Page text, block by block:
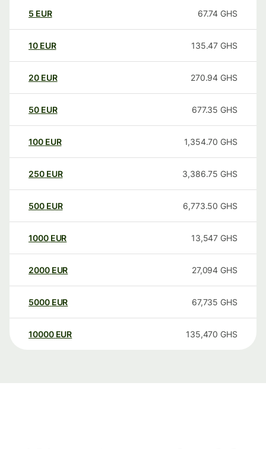
5 EUR 67.74 GHS
10 EUR 135.47 GHS
20 EUR 270.94 GHS
50 EUR 677.35 GHS
100 EUR 1,354.70 GHS
250 EUR 3,386.75 GHS
500 EUR 6,773.50 GHS
1000 EUR 13,547 GHS
2000 EUR 27,094 GHS
5000 EUR 67,735 GHS
10000 EUR 135,470 GHS